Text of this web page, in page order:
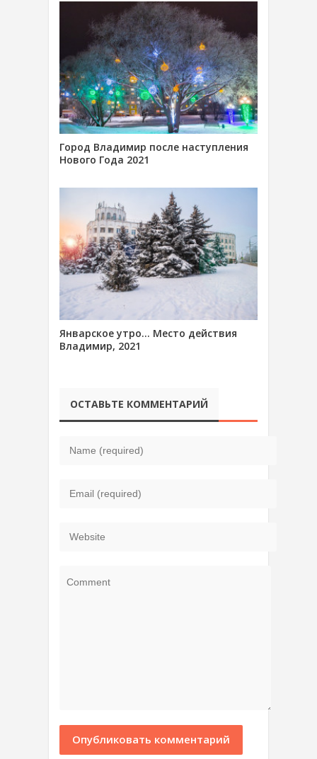
Город Владимир после наступления
Нового Года 2021
Январское утро… Место действия
Владимир, 2021
ОСТАВЬТЕ КОММЕНТАРИЙ